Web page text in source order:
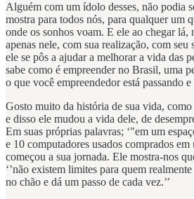
Alguém com um ídolo desses, não podia
mostra para todos nós, para qualquer um
onde os sonhos voam. E ele ao chegar lá,
apenas nele, com sua realização, com
ele se pôs a ajudar a melhorar a vida das
sabe como é empreender no Brasil, uma
o que você empreendedor está passando e
Gosto muito da história de sua vida,
e disso ele mudou a vida dele, de
Em suas próprias palavras; ‘"em um
e 10 computadores usados comprados em
começou a sua jornada. Ele mostra-nos
‘’não existem limites para quem
no chão e dá um passo de cada vez.’’